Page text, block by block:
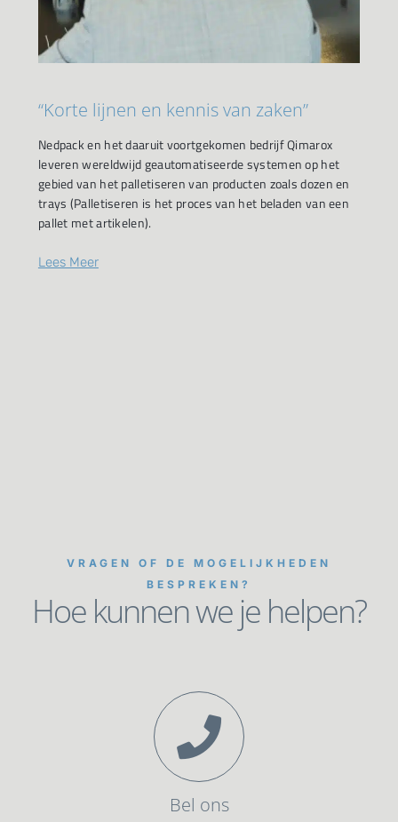
“Korte lijnen en kennis van zaken”
Nedpack en het daaruit voortgekomen bedrijf Qimarox
leveren wereldwijd geautomatiseerde systemen op het
gebied van het palletiseren van producten zoals dozen en
trays (Palletiseren is het proces van het beladen van een
pallet met artikelen).
Lees Meer
VRAGEN OF DE MOGELIJKHEDEN
BESPREKEN?
Hoe kunnen we je helpen?
Bel ons